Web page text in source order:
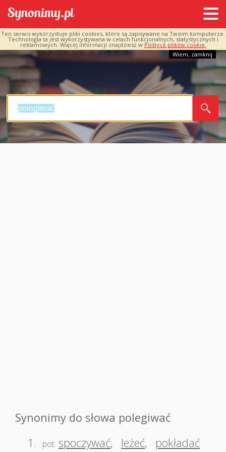
Ten serwis wykorzystuje pliki cookies, które są zapisywane na Twoim komputerze.
Technologia ta jest wykorzystywana w celach funkcjonalnych, statystycznych i
reklamowych. Więcej informacji znajdziesz w Polityce plików cookie.
Wiem, zamknij
Synonimy do słowa polegiwać
1.
pot. spoczywać, leżeć, pokładać